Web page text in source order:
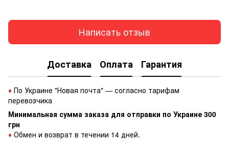
Написать отзыв
Доставка Оплата Гарантия
♦ По Украине "Новая почта" — согласно тарифам
перевозчика
Минимальная сумма заказа для отправки по Украине 300
грн
♦ Обмен и возврат в течении 14 дней.